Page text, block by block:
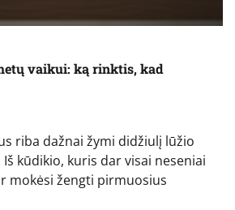
vaikui: ką rinktis, kad
riba dažnai žymi didžiulį lūžio
kūdikio, kuris dar visai neseniai
mokėsi žengti pirmuosius